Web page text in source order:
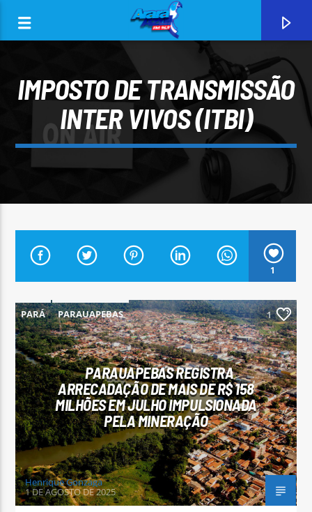
CURRENT TRACK
ARARA AZUL FM 96,9
Arara Azul FM
IMPOSTO DE TRANSMISSÃO
INTER VIVOS (ITBI)
1
PARÁ PARAUAPEBAS 1
PARAUAPEBAS REGISTRA
ARRECADAÇÃO DE MAIS DE R$ 158
MILHÕES EM JULHO IMPULSIONADA
PELA MINERAÇÃO
Henrique Gonzaga
1 DE AGOSTO DE 2025